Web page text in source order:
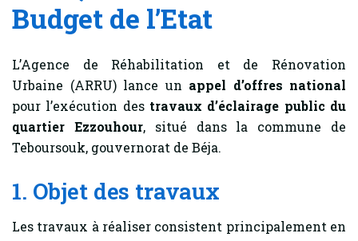
Budget de l’Etat
L’Agence de Réhabilitation et de Rénovation
Urbaine (ARRU) lance un appel d’offres national
pour l’exécution des travaux d’éclairage public du
quartier Ezzouhour, situé dans la commune de
Teboursouk, gouvernorat de Béja.
1. Objet des travaux
Les travaux à réaliser consistent principalement en